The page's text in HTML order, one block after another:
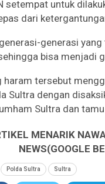
setempat untuk
dari
generasi
bisa menjadi
haram tersebut
Sultra dengan
Sultra dan
MENARIK
NEWS(GOOGLE
Polda Sultra Sultra